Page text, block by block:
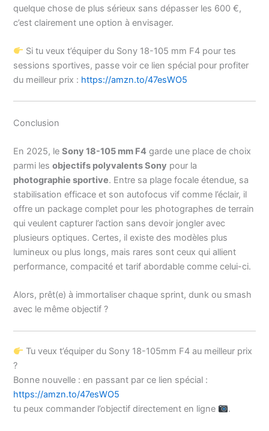
quelque chose de plus sérieux sans dépasser les 600 €,
c’est clairement une option à envisager.
Si tu veux t’équiper du Sony 18-105 mm F4 pour tes
sessions sportives, passe voir ce lien spécial pour profiter
du meilleur prix : https://amzn.to/47esWO5
Conclusion
En 2025, leSony 18-105 mm F4 garde une place de choix
parmi lesobjectifs polyvalents Sony pour la
photographie sportive. Entre sa plage focale étendue, sa
stabilisation efficace et son autofocus vif comme l’éclair, il
offre un package complet pour les photographes de terrain
qui veulent capturer l’action sans devoir jongler avec
plusieurs optiques. Certes, il existe des modèles plus
lumineux ou plus longs, mais rares sont ceux qui allient
performance, compacité et tarif abordable comme celui-ci.
Alors, prêt(e) à immortaliser chaque sprint, dunk ou smash
avec le même objectif ?
Tu veux t’équiper du Sony 18-105mm F4 au meilleur prix
?
Bonne nouvelle : en passant par ce lien spécial :
https://amzn.to/47esWO5
tu peux commander l’objectif directement en ligne
.